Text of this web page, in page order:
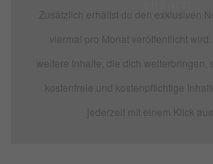
Zusätzlich erhältst du den exklusiven
viermal pro Monat veröffentlicht wird.
weitere Inhalte, die dich weiterbringen,
kostenfreie und kostenpflichtige
jederzeit mit einem Klick